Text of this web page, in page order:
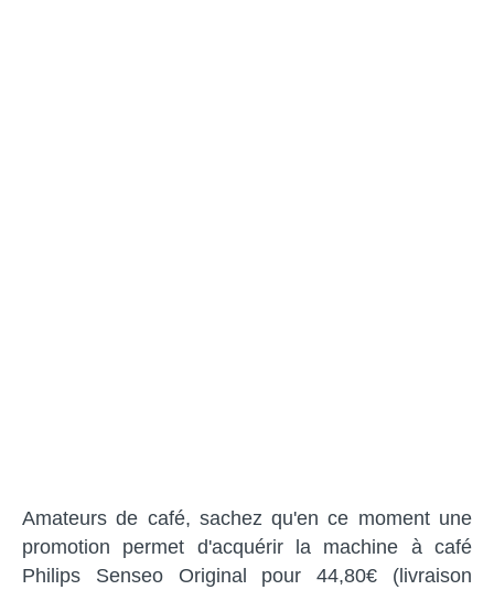
Amateurs de café, sachez qu'en ce moment une
promotion permet d'acquérir la machine à café
Philips Senseo Original pour 44,80€ (livraison